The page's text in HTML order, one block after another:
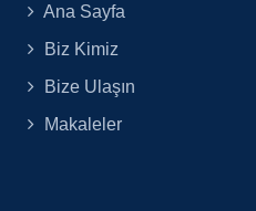
Ana Sayfa
Biz Kimiz
Bize Ulaşın
Makaleler